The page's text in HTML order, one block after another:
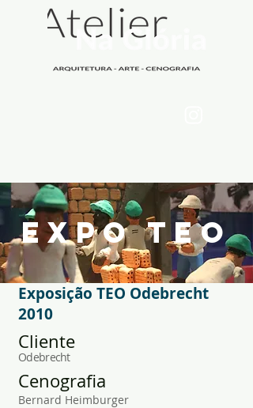
expo teo
Exposição TEO Odebrecht
2010
Odebrecht
Cliente
Cenografia
Bernard Heimburger